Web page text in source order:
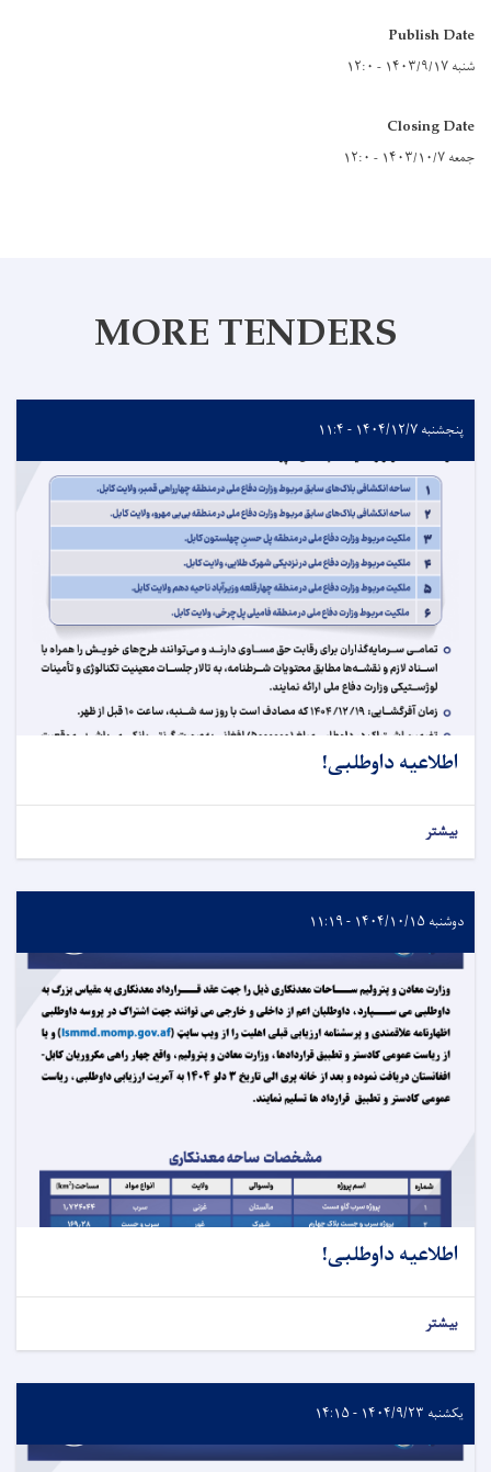
Publish Date
شنبه ۱۴۰۳/۹/۱۷ - ۱۲:۰
Closing Date
جمعه ۱۴۰۳/۱۰/۷ - ۱۲:۰
MORE TENDERS
پنجشنبه ۱۴۰۴/۱۲/۷ - ۱۱:۴
اطلاعیه داوطلبی!
بیشتر
دوشنبه ۱۴۰۴/۱۰/۱۵ - ۱۱:۱۹
اطلاعیه داوطلبی!
بیشتر
یکشنبه ۱۴۰۴/۹/۲۳ - ۱۴:۱۵